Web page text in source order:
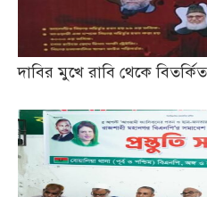
দাবির মুখে রাবি থেকে